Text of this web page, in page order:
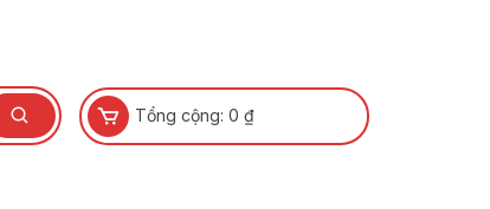
Tổng cộng: 0 ₫